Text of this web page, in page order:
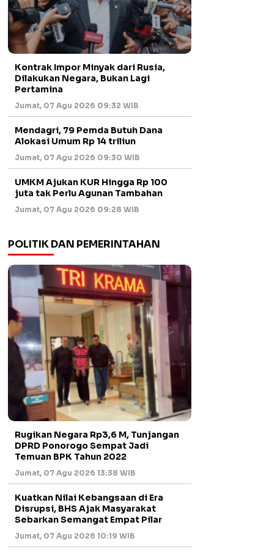
Kontrak Impor Minyak dari Rusia,
Dilakukan Negara, Bukan Lagi
Pertamina
Jumat, 07 Agu 2026 09:32 WIB
Mendagri, 79 Pemda Butuh Dana
Alokasi Umum Rp 14 triliun
Jumat, 07 Agu 2026 09:30 WIB
UMKM Ajukan KUR Hingga Rp 100
juta tak Perlu Agunan Tambahan
Jumat, 07 Agu 2026 09:28 WIB
POLITIK DAN PEMERINTAHAN
Rugikan Negara Rp3,6 M, Tunjangan
DPRD Ponorogo Sempat Jadi
Temuan BPK Tahun 2022
Jumat, 07 Agu 2026 13:38 WIB
Kuatkan Nilai Kebangsaan di Era
Disrupsi, BHS Ajak Masyarakat
Sebarkan Semangat Empat Pilar
Jumat, 07 Agu 2026 10:19 WIB